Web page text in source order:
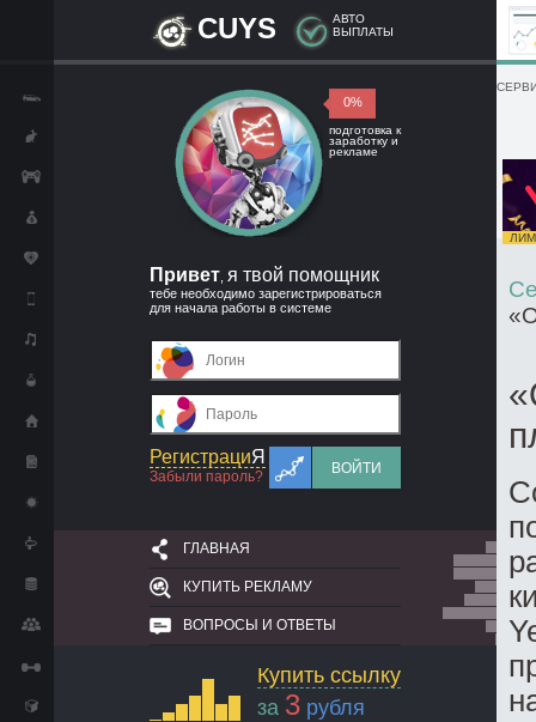
CUYS
АВТО
ВЫПЛАТЫ
0%
подготовка к
заработку и
рекламе
Привет я твой помощник
тебе необходимо зарегистрироваться
для начала работы в системе
РегистрациЯ
Забыли пароль?
ВОЙТИ
ГЛАВНАЯ
КУПИТЬ РЕКЛАМУ
ВОПРОСЫ И ОТВЕТЫ
Купить ссылку
за 3 рубля